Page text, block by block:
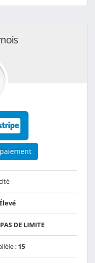
Élevé
PAS DE LIMITE
: 15